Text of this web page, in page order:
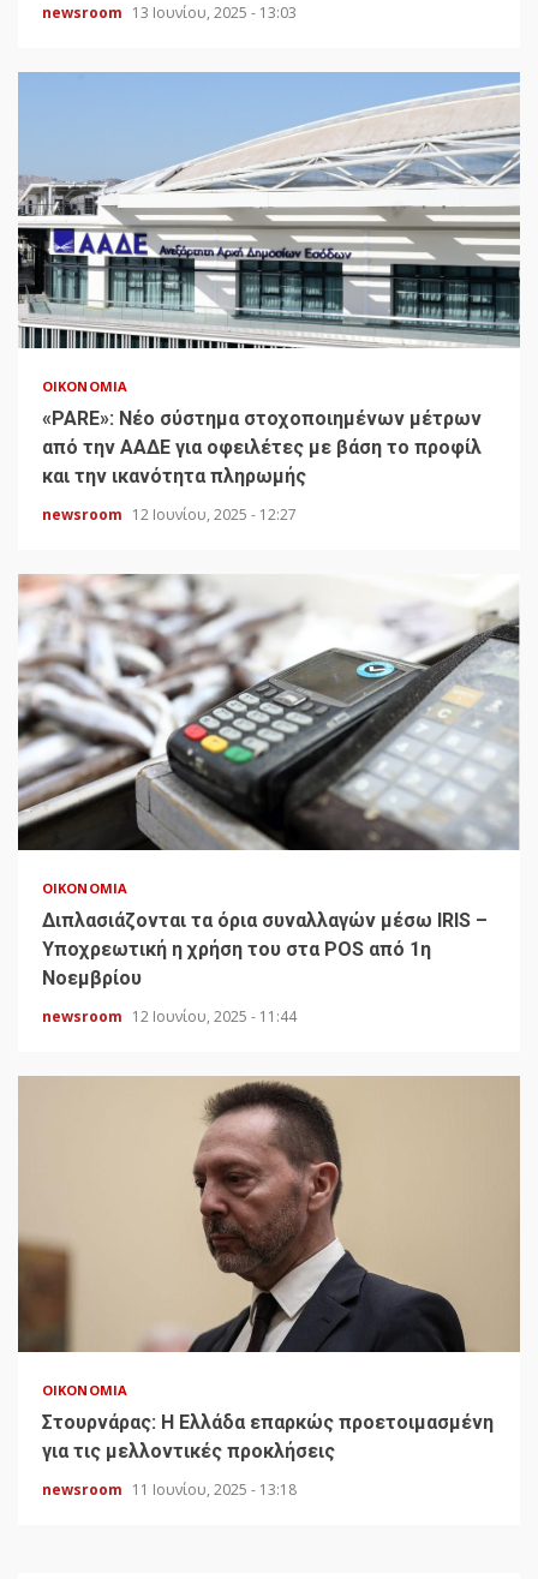
newsroom 13 Ιουνίου, 2025 - 13:03
ΟΙΚΟΝΟΜΊΑ
«PARE»: Νέο σύστημα στοχοποιημένων μέτρων
από την ΑΑΔΕ για οφειλέτες με βάση το προφίλ
και την ικανότητα πληρωμής
newsroom 12 Ιουνίου, 2025 - 12:27
ΟΙΚΟΝΟΜΊΑ
Διπλασιάζονται τα όρια συναλλαγών μέσω IRIS –
Υποχρεωτική η χρήση του στα POS από 1η
Νοεμβρίου
newsroom 12 Ιουνίου, 2025 - 11:44
ΟΙΚΟΝΟΜΊΑ
Στουρνάρας: Η Ελλάδα επαρκώς προετοιμασμένη
για τις μελλοντικές προκλήσεις
newsroom 11 Ιουνίου, 2025 - 13:18